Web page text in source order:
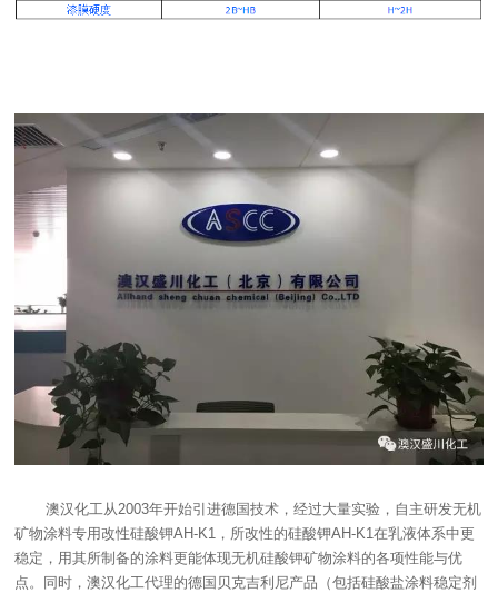
澳汉化工从2003年开始引进德国技术，经过大量实验，自主研发无机
矿物涂料专用改性硅酸钾AH-K1，所改性的硅酸钾AH-K1在乳液体系中更
稳定，用其所制备的涂料更能体现无机硅酸钾矿物涂料的各项性能与优
点。同时，澳汉化工代理的德国贝克吉利尼产品（包括硅酸盐涂料稳定剂